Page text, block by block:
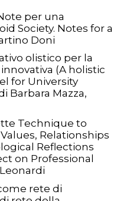
per una
Society. Notes for a
Doni
olistico per la
(A holistic
for University
Barbara Mazza,
Technique to
Relationships
Reflections
on Professional
rete di